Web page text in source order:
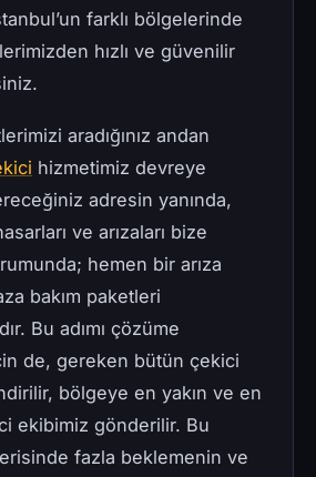
farklı bölgelerinde
hızlı ve güvenilir
aradığınız andan
hizmetimiz devreye
adresin yanında,
ve arızaları bize
hemen bir arıza
bakım paketleri
Bu adımı çözüme
de, gereken bütün çekici
bölgeye en yakın ve en
ekibimiz gönderilir. Bu
fazla beklemenin ve